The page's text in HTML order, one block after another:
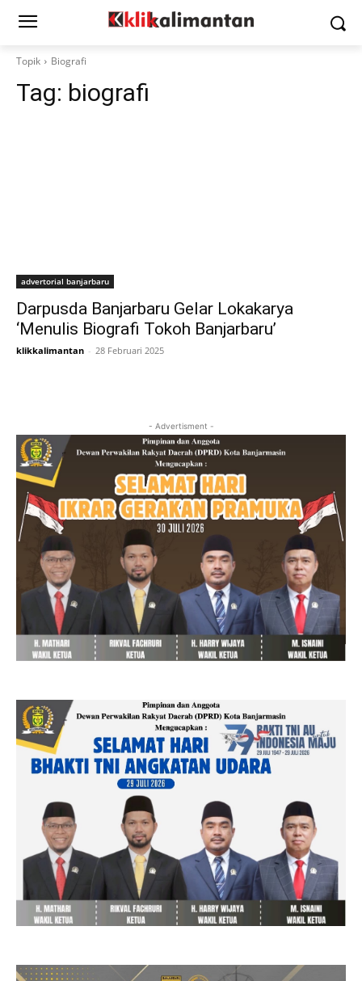
Topik Biografi
Tag: biografi
advertorial banjarbaru
Darpusda Banjarbaru Gelar Lokakarya
‘Menulis Biografi Tokoh Banjarbaru’
klikkalimantan - 28 Februari 2025
- Advertisment -